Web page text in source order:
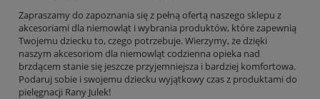
Zapraszamy do zapoznania się z pełną ofertą naszego sklepu z
akcesoriami dla niemowląt i wybrania produktów, które zapewnią
Twojemu dziecku to, czego potrzebuje. Wierzymy, że dzięki
naszym akcesoriom dla niemowląt codzienna opieka nad
brzdącem stanie się jeszcze przyjemniejsza i bardziej komfortowa.
Podaruj sobie i swojemu dziecku wyjątkowy czas z produktami do
pielęgnacji Rany Julek!